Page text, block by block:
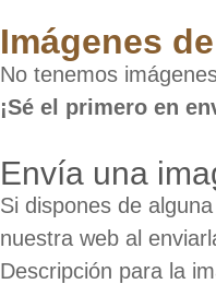
Imágenes
No tenemos
¡Sé el primero en
Envía una
Si dispones de
nuestra web al
Descripción para la